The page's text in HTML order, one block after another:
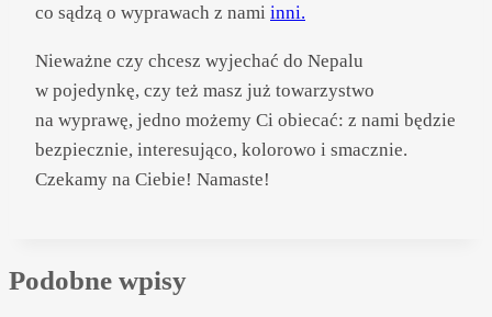
co sądzą o wyprawach z nami inni.
Nieważne czy chcesz wyjechać do Nepalu
w pojedynkę, czy też masz już towarzystwo
na wyprawę, jedno możemy Ci obiecać: z nami będzie
bezpiecznie, interesująco, kolorowo i smacznie.
Czekamy na Ciebie! Namaste!
Podobne wpisy